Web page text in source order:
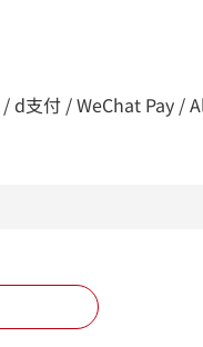
支付 / WeChat Pay /